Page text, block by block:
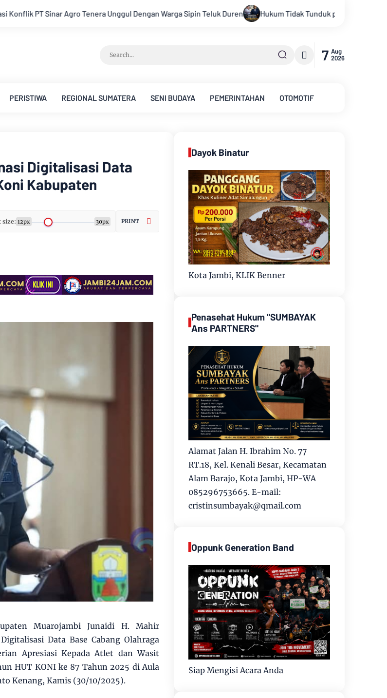
Warga Sipin Teluk Duren Hukum Tidak Tunduk pada Persepsi: Kritik Terhadap Monopoli Kebenaran oleh
7 Aug
2026
PERISTIWA REGIONAL SUMATERA SENI BUDAYA PEMERINTAHAN OTOMOTIF
Digitalisasi Data
Kabupaten
size: 12px 30px PRINT
Muarojambi Junaidi H. Mahir
Data Base Cabang Olahraga
Apresiasi Kepada Atlet dan Wasit
HUT KONI ke 87 Tahun 2025 di Aula
Kenang, Kamis (30/10/2025).
Dayok Binatur
Kota Jambi, KLIK Benner
Penasehat Hukum "SUMBAYAK
Ans PARTNERS"
Alamat Jalan H. Ibrahim No. 77
RT.18, Kel. Kenali Besar, Kecamatan
Alam Barajo, Kota Jambi, HP-WA
085296753665. E-mail:
cristinsumbayak@qmail.com
Oppunk Generation Band
Siap Mengisi Acara Anda